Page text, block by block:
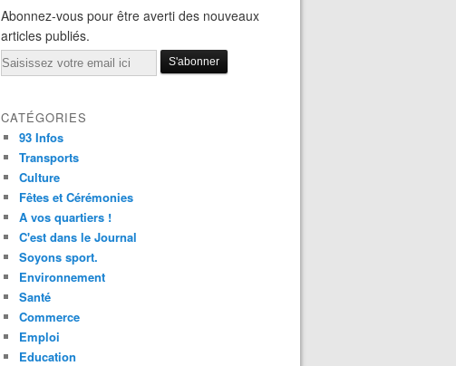
Abonnez-vous pour être averti des nouveaux
articles publiés.
Email
CATÉGORIES
93 Infos
Transports
Culture
Fêtes et Cérémonies
A vos quartiers !
C'est dans le Journal
Soyons sport.
Environnement
Santé
Commerce
Emploi
Education